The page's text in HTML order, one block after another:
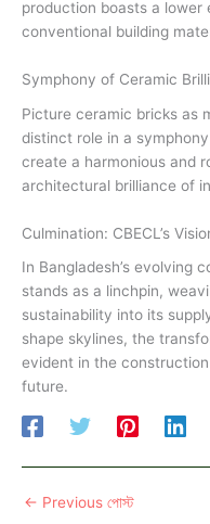
production boasts a
conventional building
Symphony of Ceramic
Picture ceramic bricks as
distinct role in a
create a harmonious and
architectural brilliance of
Culmination: CBECL’s
In Bangladesh’s evolving
stands as a linchpin,
sustainability into its
shape skylines, the
evident in the
future.
← Previous পোস্ট